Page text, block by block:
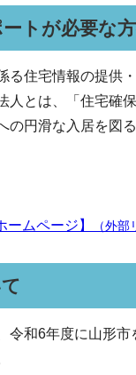
トが必要な
住宅情報の提供
人とは、「住宅確
の円滑な入居を図
ムページ】 （外部
令和6年度に山形